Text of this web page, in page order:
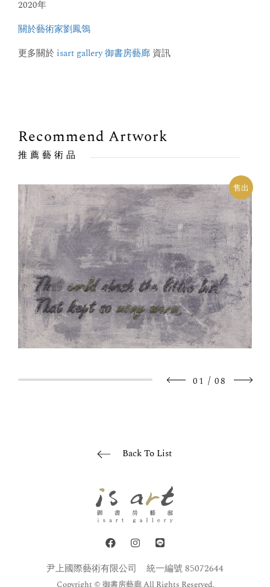
2020年
關於藝術家劉鳳鴒
更多關於 isart gallery 御書房藝廊資訊
Recommend Artwork
推薦藝術品
售出
01 / 08
Back To List
尹上國際藝術有限公司 統一編號 85072644